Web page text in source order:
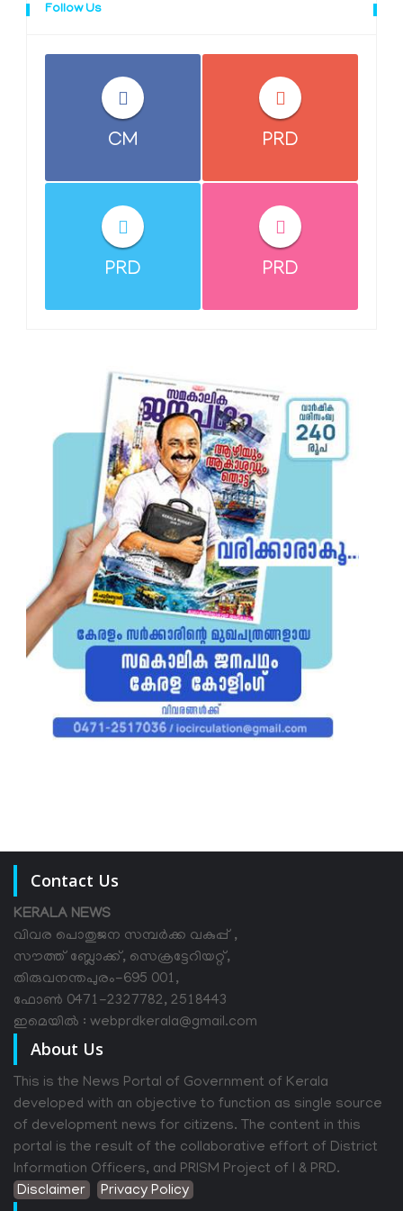
Follow Us
CM PRD
PRD PRD
Contact Us
KERALA NEWS
വിവര പൊതുജന സമ്പര്‍ക്ക വകുപ്പ് ,
സൗത്ത് ബ്ലോക്ക്, സെക്രട്ടേറിയറ്റ്,
തിരുവനന്തപുരം-695 001,
ഫോൺ 0471-2327782, 2518443
ഇമെയിൽ : webprdkerala@gmail.com
About Us
This is the News Portal of Government of Kerala
developed with an objective to function as single source
of development news for citizens. The content in this
portal is the result of the collaborative effort of District
Information Officers, and PRISM Project of I & PRD.
Disclaimer
Privacy Policy